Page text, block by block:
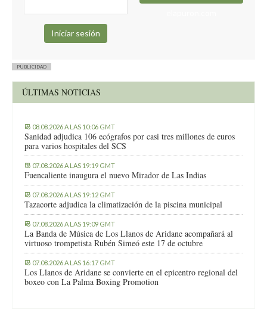
PUBLICIDAD
ÚLTIMAS NOTICIAS
08.08.2026 A LAS 10:06 GMT
Sanidad adjudica 106 ecógrafos por casi tres millones de euros
para varios hospitales del SCS
07.08.2026 A LAS 19:19 GMT
Fuencaliente inaugura el nuevo Mirador de Las Indias
07.08.2026 A LAS 19:12 GMT
Tazacorte adjudica la climatización de la piscina municipal
07.08.2026 A LAS 19:09 GMT
La Banda de Música de Los Llanos de Aridane acompañará al
virtuoso trompetista Rubén Simeó este 17 de octubre
07.08.2026 A LAS 16:17 GMT
Los Llanos de Aridane se convierte en el epicentro regional del
boxeo con La Palma Boxing Promotion